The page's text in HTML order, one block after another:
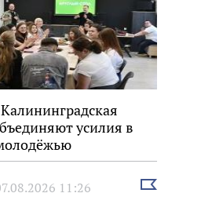
усилия в
11:26
Выбрать